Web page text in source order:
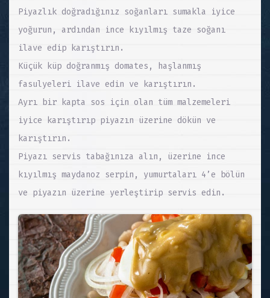
Piyazlık doğradığınız soğanları sumakla iyice
yoğurun, ardından ince kıyılmış taze soğanı
ilave edip karıştırın.
Küçük küp doğranmış domates, haşlanmış
fasulyeleri ilave edin ve karıştırın.
Ayrı bir kapta sos için olan tüm malzemeleri
iyice karıştırıp piyazın üzerine dökün ve
karıştırın.
Piyazı servis tabağınıza alın, üzerine ince
kıyılmış maydanoz serpin, yumurtaları 4’e bölün
ve piyazın üzerine yerleştirip servis edin.